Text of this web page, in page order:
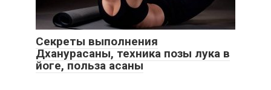
Секреты выполнения
Дханурасаны, техника позы лука в
йоге, польза асаны